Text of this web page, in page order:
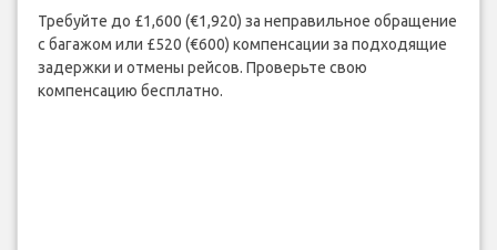
Требуйте до £1,600 (€1,920) за неправильное обращение
с багажом или £520 (€600) компенсации за подходящие
задержки и отмены рейсов. Проверьте свою
компенсацию бесплатно.